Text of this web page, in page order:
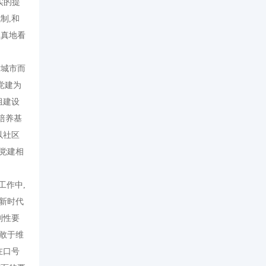
的提
,和
地看
市而
建为
建设
养基
社区
建相
作中,
时代
性要
于维
口号